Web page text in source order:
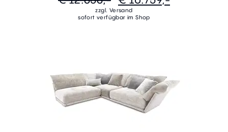
zzgl. Versand
sofort verfügbar im Shop